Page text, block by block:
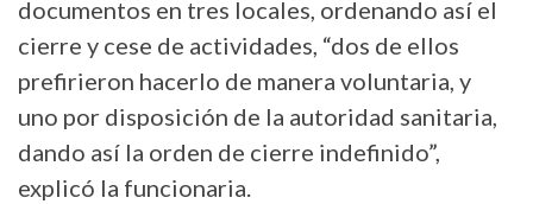
documentos en tres locales, ordenando así el
cierre y cese de actividades, “dos de ellos
prefirieron hacerlo de manera voluntaria, y
uno por disposición de la autoridad sanitaria,
dando así la orden de cierre indefinido”,
explicó la funcionaria.